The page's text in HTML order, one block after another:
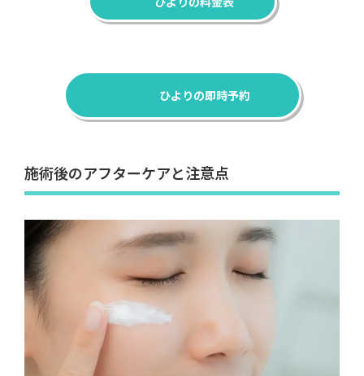
ひよりの即時予約
施術後のアフターケアと注意点